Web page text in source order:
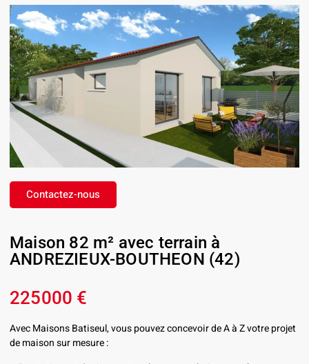
Contactez-nous
Maison 82 m² avec terrain à
ANDREZIEUX-BOUTHEON (42)
225000 €
Avec Maisons Batiseul, vous pouvez concevoir de A à Z votre projet
de maison sur mesure :